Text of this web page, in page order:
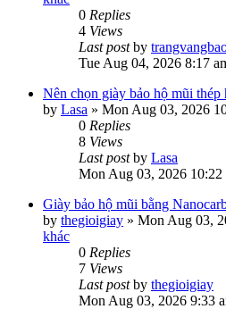
0 Replies
4 Views
Last postby
Tue Aug 04, 2026 8:17
Nên chọn giày bảo hộ mũi thép
by Lasa » Mon Aug 03, 2026
0 Replies
8 Views
Last postby Lasa
Mon Aug 03, 2026 10:22
Giày bảo hộ mũi bằng
by thegioigiay » Mon Aug 03,
khác
0 Replies
7 Views
Last postby thegioigiay
Mon Aug 03, 2026 9:33